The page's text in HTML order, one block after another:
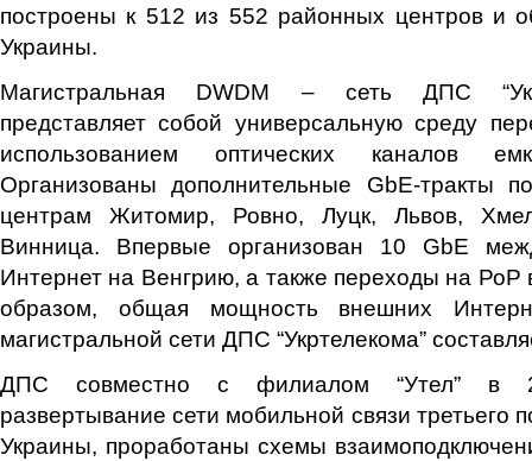
построены к 512 из 552 районных центров и
Украины.
Магистральная DWDM – сеть ДПС
представляет собой универсальную среду
использованием оптических каналов
Организованы дополнительные GbE-тракты
центрам Житомир, Ровно, Луцк, Львов,
Винница. Впервые организован 10 GbE
Интернет на Венгрию, а также переходы на РоР
образом, общая мощность внешних
магистральной сети ДПС “Укртелекома”
ДПС совместно с филиалом “Утел” в
развертывание сети мобильной связи третьего
Украины, проработаны схемы